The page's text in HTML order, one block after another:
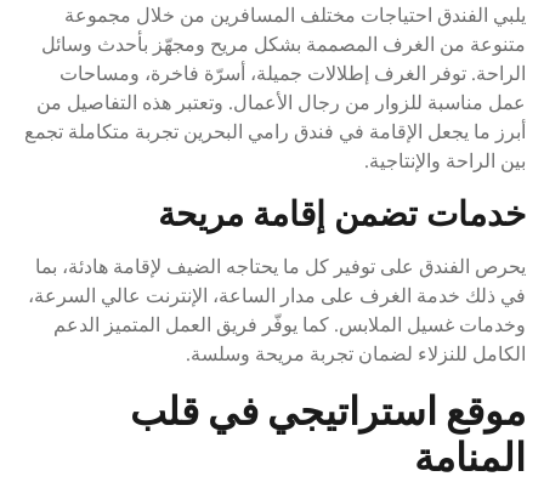
يلبي الفندق احتياجات مختلف المسافرين من خلال مجموعة
متنوعة من الغرف المصممة بشكل مريح ومجهّز بأحدث وسائل
الراحة. توفر الغرف إطلالات جميلة، أسرّة فاخرة، ومساحات
عمل مناسبة للزوار من رجال الأعمال. وتعتبر هذه التفاصيل من
أبرز ما يجعل الإقامة في فندق رامي البحرين تجربة متكاملة تجمع
بين الراحة والإنتاجية.
خدمات تضمن إقامة مريحة
يحرص الفندق على توفير كل ما يحتاجه الضيف لإقامة هادئة، بما
في ذلك خدمة الغرف على مدار الساعة، الإنترنت عالي السرعة،
وخدمات غسيل الملابس. كما يوفّر فريق العمل المتميز الدعم
الكامل للنزلاء لضمان تجربة مريحة وسلسة.
موقع استراتيجي في قلب
المنامة